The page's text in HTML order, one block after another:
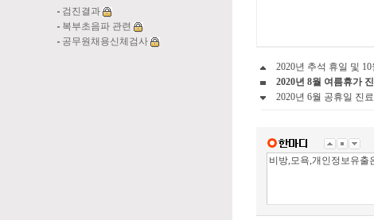
검진결과
복부초음파 관련
공무원채용신체검사
2020년 추석 휴일 및 10
2020년 8월 여름휴가
2020년 6월 공휴일 진